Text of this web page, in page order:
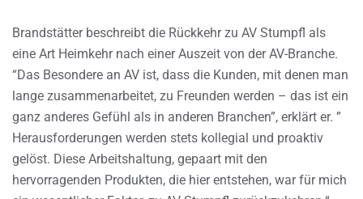
Brandstätter beschreibt die Rückkehr zu AV Stumpfl als
eine Art Heimkehr nach einer Auszeit von der AV-Branche.
“Das Besondere an AV ist, dass die Kunden, mit denen man
lange zusammenarbeitet, zu Freunden werden – das ist ein
ganz anderes Gefühl als in anderen Branchen”, erklärt er. ”
Herausforderungen werden stets kollegial und proaktiv
gelöst. Diese Arbeitshaltung, gepaart mit den
hervorragenden Produkten, die hier entstehen, war für mich